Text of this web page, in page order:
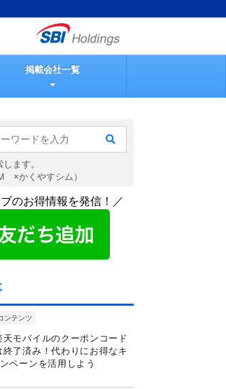
掲載会社一覧
ます。
×かくやすシム）
のお得情報を発信！／
ンテンツ
天モバイルのクーポンコード
終了済み！代わりにお得なキ
ペーンを活用しよう